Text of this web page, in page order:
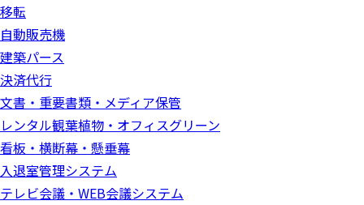
移転
自動販売機
建築パース
決済代行
文書・重要書類・メディア保管
レンタル観葉植物・オフィスグリーン
看板・横断幕・懸垂幕
入退室管理システム
テレビ会議・WEB会議システム